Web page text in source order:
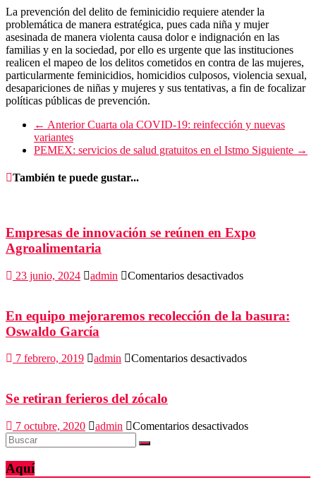
La prevención del delito de feminicidio requiere atender la
problemática de manera estratégica, pues cada niña y mujer
asesinada de manera violenta causa dolor e indignación en las
familias y en la sociedad, por ello es urgente que las instituciones
realicen el mapeo de los delitos cometidos en contra de las mujeres,
particularmente feminicidios, homicidios culposos, violencia sexual,
desapariciones de niñas y mujeres y sus tentativas, a fin de focalizar
políticas públicas de prevención.
← AnteriorCuarta ola COVID-19: reinfección y nuevas
variantes
PEMEX: servicios de salud gratuitos en el Istmo Siguiente →
También te puede gustar...
Empresas de innovación se reúnen en Expo
Agroalimentaria
23 junio, 2024 admin Comentarios desactivadosen
innovación
se
Expo
En equipo mejoraremos recolección de la basura:
Oswaldo García
7 febrero, 2019 admin Comentarios desactivadosen
de
Se retiran ferieros del zócalo
7 octubre, 2020 admin Comentarios desactivadosen
del
Aquí